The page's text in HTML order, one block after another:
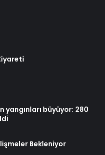
yangınları büyüyor: 280
Bekleniyor